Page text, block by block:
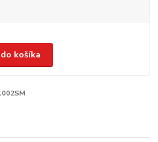
košíka